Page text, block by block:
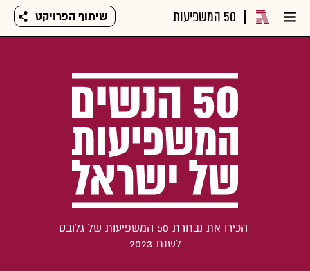
50 המשפיעות שיתוף הפרויקט
הכירו את נבחרת 50 המשפיעות של גלובס
לשנת 2023